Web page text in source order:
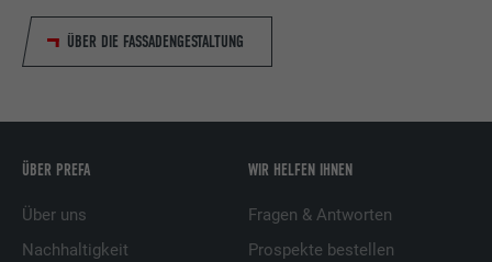
ÜBER DIE FASSADENGESTALTUNG
ÜBER PREFA
Über uns
Nachhaltigkeit
WIR HELFEN IHNEN
Fragen & Antworten
Prospekte bestellen